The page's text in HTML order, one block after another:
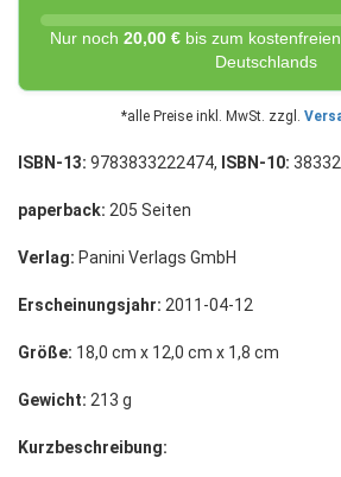
Nur noch 20,00 € bis zum
Deutschlands
*alle Preise inkl. MwSt. zzgl.
ISBN-13: 9783833222474, ISBN-10:
paperback: 205 Seiten
Verlag: Panini Verlags GmbH
Erscheinungsjahr: 2011-04-12
Größe: 18,0 cm x 12,0 cm x 1,8 cm
Gewicht: 213 g
Kurzbeschreibung: